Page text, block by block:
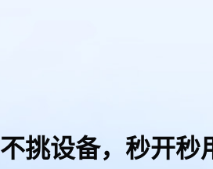
不挑设备，秒开秒